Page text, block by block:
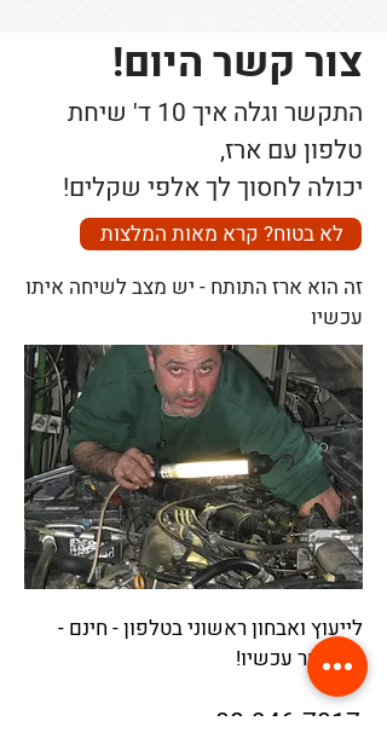
צור קשר היום!
התקשר וגלה איך 10 ד' שיחת
טלפון עם ארז,
יכולה לחסוך לך אלפי שקלים!
לא בטוח? קרא מאות המלצות
זה הוא ארז התותח - יש מצב לשיחה איתו
עכשיו
לייעוץ ואבחון ראשוני בטלפון - חינם -
התקשר עכשיו!
08-946-7017